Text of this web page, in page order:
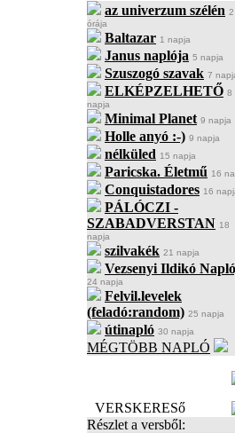
az univerzum szélén 2
órája
Baltazar 1 napja
Janus naplója 5 napja
Szuszogó szavak 7
ELKÉPZELHETŐ 8
napja
Minimal Planet 9 napja
Holle anyó :-) 9 napja
nélküled 15 napja
Paricska. Életmű 16
Conquistadores 16
PÁLÓCZI -
SZABADVERSTAN 18
napja
szilvakék 21 napja
Vezsenyi Ildikó
24 napja
Felvil.levelek
(feladó:random) 25 napja
útinapló 30 napja
MÉGTÖBB NAPLÓ
VERSKERESő
Részlet a versből: